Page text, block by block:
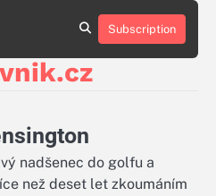
About
Contact
Cookie
Privacy
Sitemap
Terms
Conditions
Subscription
nadšenec do golfu a
než deset let zkoumáním